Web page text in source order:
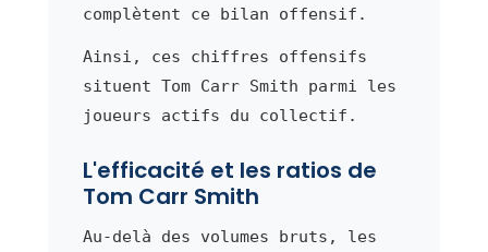
complètent ce bilan offensif.
Ainsi, ces chiffres offensifs
situent Tom Carr Smith parmi les
joueurs actifs du collectif.
L'efficacité et les ratios de
Tom Carr Smith
Au-delà des volumes bruts, les